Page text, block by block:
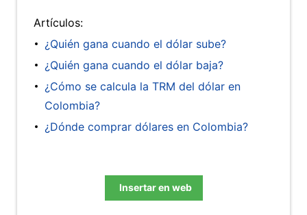
Artículos:
¿Quién gana cuando el dólar sube?
¿Quién gana cuando el dólar baja?
¿Cómo se calcula la TRM del dólar en
Colombia?
¿Dónde comprar dólares en Colombia?
Insertar en web